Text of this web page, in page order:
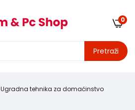
Pretraži
0
Ugradna tehnika za domaćinstvo